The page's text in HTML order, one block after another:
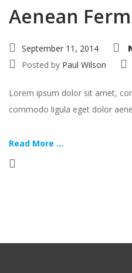
Aenean
September 11, 2014
Posted by Paul Wilson
Lorem ipsum dolor sit amet,
commodo ligula eget dolor
Read More ...